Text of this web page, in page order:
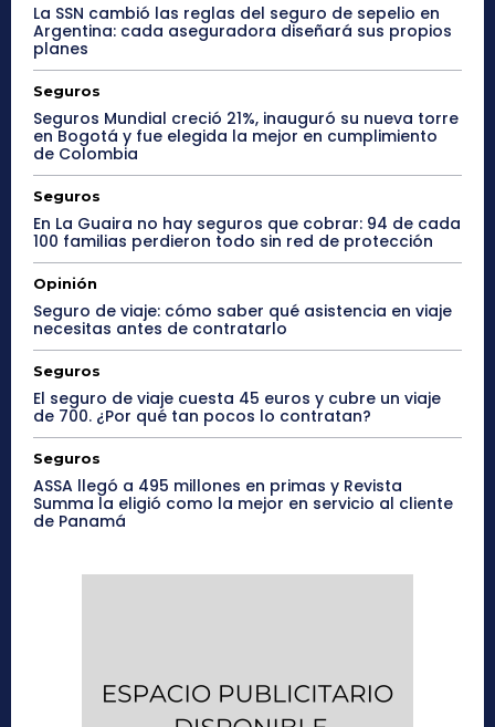
La SSN cambió las reglas del seguro de sepelio en
Argentina: cada aseguradora diseñará sus propios
planes
Seguros
Seguros Mundial creció 21%, inauguró su nueva torre
en Bogotá y fue elegida la mejor en cumplimiento
de Colombia
Seguros
En La Guaira no hay seguros que cobrar: 94 de cada
100 familias perdieron todo sin red de protección
Opinión
Seguro de viaje: cómo saber qué asistencia en viaje
necesitas antes de contratarlo
Seguros
El seguro de viaje cuesta 45 euros y cubre un viaje
de 700. ¿Por qué tan pocos lo contratan?
Seguros
ASSA llegó a 495 millones en primas y Revista
Summa la eligió como la mejor en servicio al cliente
de Panamá